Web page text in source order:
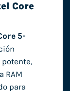
Core
5-
RAM
para